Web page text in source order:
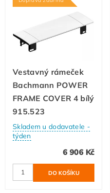
Vestavný rámeček
Bachmann POWER
FRAME COVER 4 bílý
915.523
Skladem u dodavatele -
týden
6 906 Kč